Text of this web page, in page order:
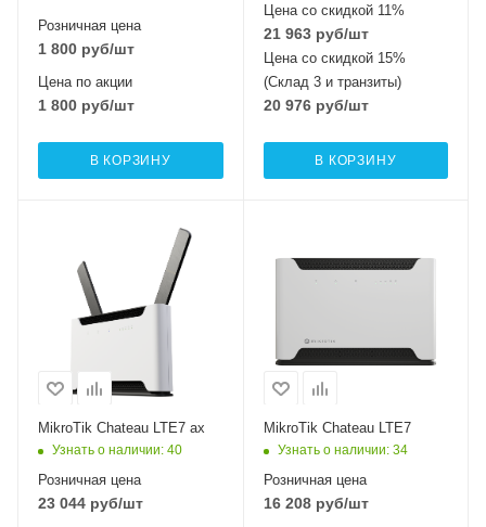
Розничная цена
1 800 руб/шт
Цена по акции
1 800 руб/шт
В КОРЗИНУ
Цена со скидкой 11%
21 963руб/шт
Цена со скидкой 15%
(Склад 3 и транзиты)
20 976руб/шт
В КОРЗИНУ
Один LTE7
Проводные,
оптические
4xGigabit, 1x2.5
Gigabit
Wi-Fi интерфейсы
Два: 5 ГГц
802.11a/n/ac/ax
MIMO2x2 + 2,4 ГГЦ
802.11b/g/n/ax
MikroTik Chateau LTE7 ax
Узнать о наличии: 40
Розничная цена
23 044 руб/шт
Один LTE7
интерфейсы
5xGigabit
Два: 5 ГГц
802.11a/n/ac
MIMO2x2 + 2,4 ГГЦ
802.11b/g/n
MIMO2x2
MikroTik Chateau LTE7
Узнать о наличии: 34
Розничная цена
16 208руб/шт